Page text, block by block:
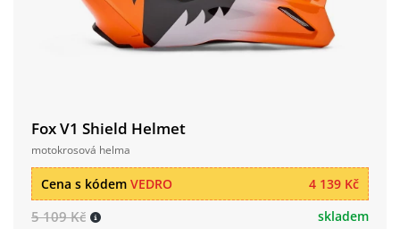
Fox V1 Shield Helmet
motokrosová helma
4 139 Kč
Cena s kódem VEDRO
5 109 Kč skladem